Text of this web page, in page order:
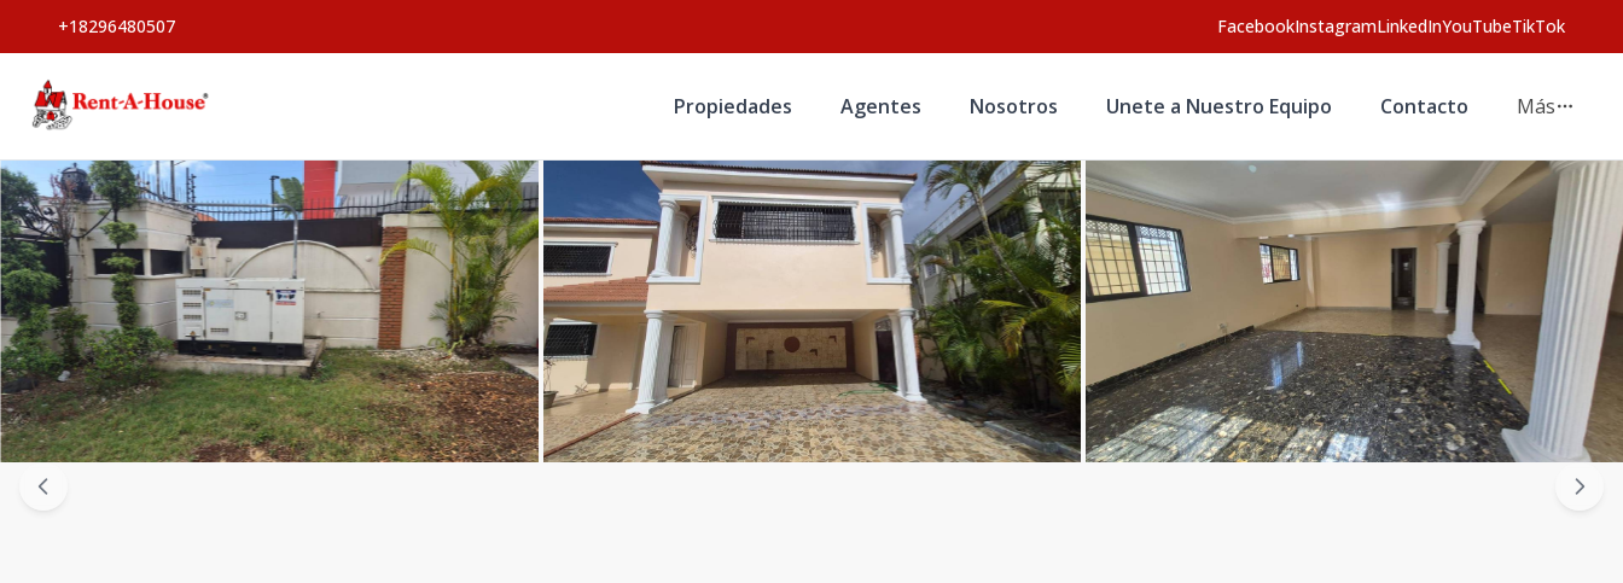
+18296480507 FacebookInstagramLinkedInYouTubeTikTok
Propiedades Agentes Nosotros Unete a Nuestro Equipo Contacto Más